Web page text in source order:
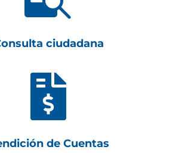
ciudadana

de Cuentas